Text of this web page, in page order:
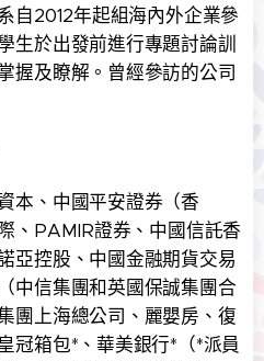
自2012年起組海內外企業參
生於出發前進行專題討論訓
握及瞭解。曾經參訪的公司
本、中國平安證券（香
、PAMIR證券、中國信託香
亞控股、中國金融期貨交易
中信集團和英國保誠集團合
團上海總公司、麗嬰房、復
冠箱包*、華美銀行*（*派員